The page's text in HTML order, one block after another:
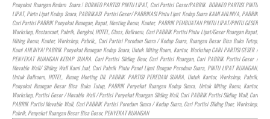
Penyekat Ruangan Redam Suara.! BORNEO PARTISI PINTU LIPAT, Cari Partisi Geser/PABRIK BORNEO PARTISI PINTU
LIPAT, Pintu Lipat Kedap Suara, PABRIKASI Partisi Geser/ PABRIKASI Pintu Lipat Kedap Suara KAMI AHLINYA, PABRIK
Cari Partisi PABRIK Penyekat Ruangan, Rapat, Meeting Room, Kantor, PABRIK PEMBUATAN PINTU LIPAT/PINTU GESER
Workshop, Restaurant, Pabrik, Bengkel,HOTEL, Class, Ballroom, Cari PABRIK Partisi Pintu Lipat/Geser Ruangan Rapat,
Miting Room, Kantor, Workshop, Pabrik,, Cari Partisi Peredam Suara / Kedap Suara, Ruangan Besar Bisa Buka Tutup,
Kami AHLINYA! PABRIK Penyekat Ruangan Kedap Suara, Untuk Miting Room, Kantor, Workshop CARI PARTISI GESER /
PENYEKAT RUANGAN KEDAP SUARA. Cari Partisi Sliding Door, Cari Partisi Ruangan, Cari PABRIK Partisi Geser /
Movable Wall/ Sliding Wall Kami Jual, Cari Pabrik Pintu Panel Lipat Dengan Peredam Suara, PINTU LIPAT RUANGAN,
Untuk Ballroom,HOTEL, Ruang Meeting Dll. PABRIK PARTISI PEREDAM SUARA, Untuk Kantor, Workshop, Pabrik,
Penyekat Ruangan Besar Bisa Buka Tutup, PABRIK Penyekat Ruangan Kedap Suara, Untuk Miting Room, Kantor,
Workshop, Partisi Geser / Movable Wall / Partisi Penyekat Ruangan Sliding Wall, Cari PABRIK Partisi Sliding Wall, Cari
PABRIK Partisi Movable Wall, Cari PABRIK Partisi Peredam Suara / Kedap Suara, Cari Partisi Sliding Door, Workshop,
Pabrik, Penyekat Ruangan Besar Bisa Geser, PENYEKAT RUANGAN